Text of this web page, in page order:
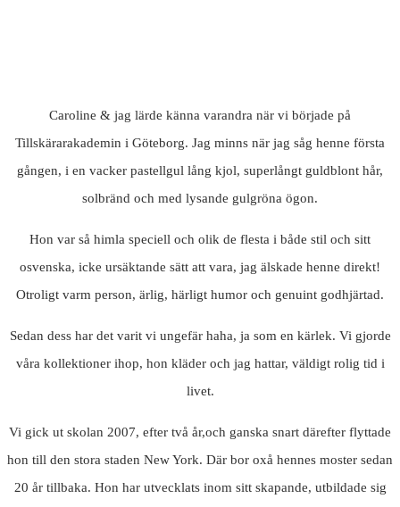
Caroline & jag lärde känna varandra när vi började på
Tillskärarakademin i Göteborg. Jag minns när jag såg henne första
gången, i en vacker pastellgul lång kjol, superlångt guldblont hår,
solbränd och med lysande gulgröna ögon.
Hon var så himla speciell och olik de flesta i både stil och sitt
osvenska, icke ursäktande sätt att vara, jag älskade henne direkt!
Otroligt varm person, ärlig, härligt humor och genuint godhjärtad.
Sedan dess har det varit vi ungefär haha, ja som en kärlek. Vi gjorde
våra kollektioner ihop, hon kläder och jag hattar, väldigt rolig tid i
livet.
Vi gick ut skolan 2007, efter två år,och ganska snart därefter flyttade
hon till den stora staden New York. Där bor oxå hennes moster sedan
20 år tillbaka. Hon har utvecklats inom sitt skapande, utbildade sig